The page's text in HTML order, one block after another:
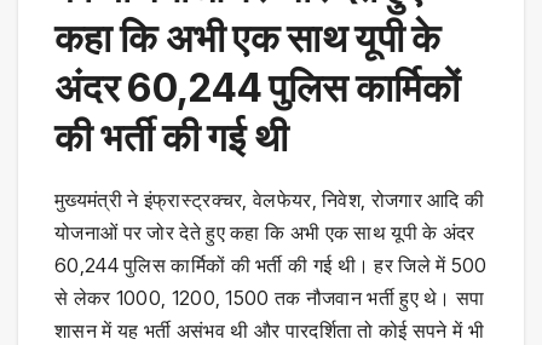
कहा कि अभी एक साथ यूपी के
अंदर 60,244 पुलिस कार्मिकों
की भर्ती की गई थी
मुख्यमंत्री ने इंफ्रास्ट्रक्चर, वेलफेयर, निवेश, रोजगार आदि की
योजनाओं पर जोर देते हुए कहा कि अभी एक साथ यूपी के अंदर
60,244 पुलिस कार्मिकों की भर्ती की गई थी। हर जिले में 500
से लेकर 1000, 1200, 1500 तक नौजवान भर्ती हुए थे। सपा
शासन में यह भर्ती असंभव थी और पारदर्शिता तो कोई सपने में भी